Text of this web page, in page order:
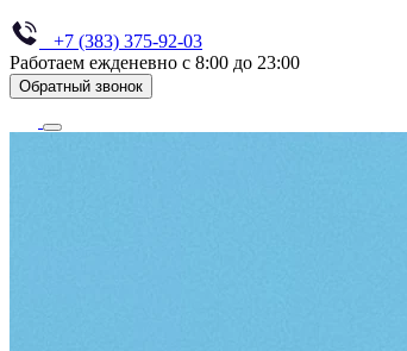
+7 (383) 375-92-03
Работаем ежденевно с 8:00 до 23:00
Обратный звонок